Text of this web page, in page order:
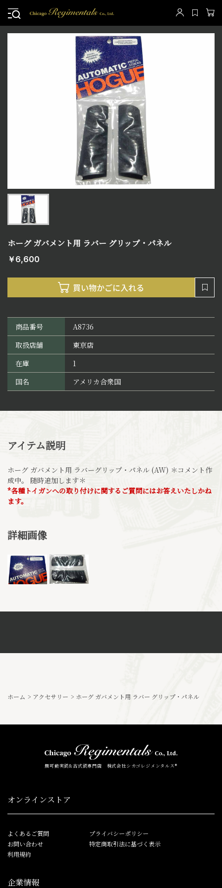
ホーグ ガバメント用 ラバー グリップ・パネル
￥6,600
商品番号
A8736
取扱店舗
東京店
在庫
1
国名
アメリカ合衆国
アイテム説明
ホーグ ガバメント用 ラバーグリップ・パネル (AW) ＊コメント作
成中。 随時追加します＊
*各種トイガンへの取り付けに関するご質問にはお答えいたしかね
ます。
詳細画像
ホーム > アクセサリー > ホーグ ガバメント用 ラバー グリップ・パネル
無可動実銃&古式銃専門店 株式会社シカゴレジメンタルス®
オンラインストア
よくあるご質問
お問い合わせ
利用規約
プライバシーポリシー
特定商取引法に基づく表示
企業情報